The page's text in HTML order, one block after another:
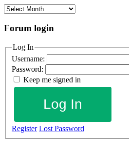
Archives
Forum login
Log In
Username:
Password:
Keep me signed in
Log In
Register Lost Password